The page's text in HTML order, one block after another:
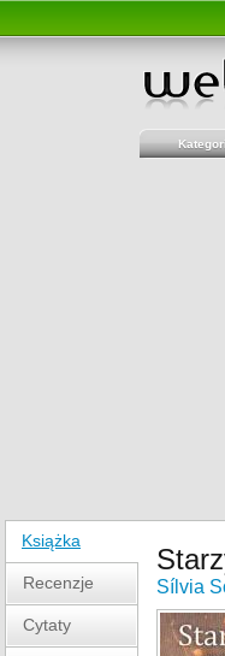
Książka
Recenzje
Cytaty
Sílvia